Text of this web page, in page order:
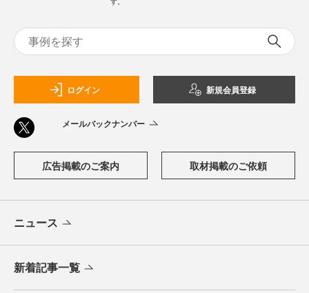
ログイン 新規会員登録
メールバックナンバー
広告掲載のご案内 取材掲載のご依頼
ニュース
新着記事一覧